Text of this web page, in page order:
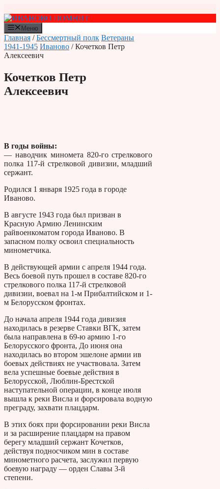
к
содержимому
Меню
Главная /Бессмертный полк Ветераны
1941-1945 Иваново / Кочетков Петр
Алексеевич
Кочетков Петр
Алексеевич
В годы войны:
— наводчик миномета 820-го стрелкового
полка 117-й стрелковой дивизии, младший
сержант.
Родился 1 января 1925 года в городе
Иваново.
В августе 1943 года был призван в
Красную Армию Ленинским
райвоенкоматом города Иваново. В
запасном полку освоил специальность
минометчика.
В действующей армии с апреля 1944 года.
Весь боевой путь прошел в составе 820-го
стрелкового полка 117-й стрелковой
дивизии, воевал на 1-м Прибалтийском и 1-
м Белорусском фронтах.
До начала апреля 1944 года дивизия
находилась в резерве Ставки ВГК, затем
была направлена в 69-ю армию 1-го
Белорусского фронта, До июня она
находилась во втором эшелоне армии ив
боевых действиях не участвовала. Затем
вела успешные боевые действия в
Белорусской, Люблин-Брестской
наступательной операции, в конце июля
вышла к реки Висла и форсировала водную
преграду, захвати плацдарм.
В этих боях при форсировании реки Висла
и за расширение плацдарм на правом
берегу младший сержант Кочетков,
действуя подносчиком мин в составе
минометного расчета, заслужил первую
боевую награду — орден Славы 3-й
степени.